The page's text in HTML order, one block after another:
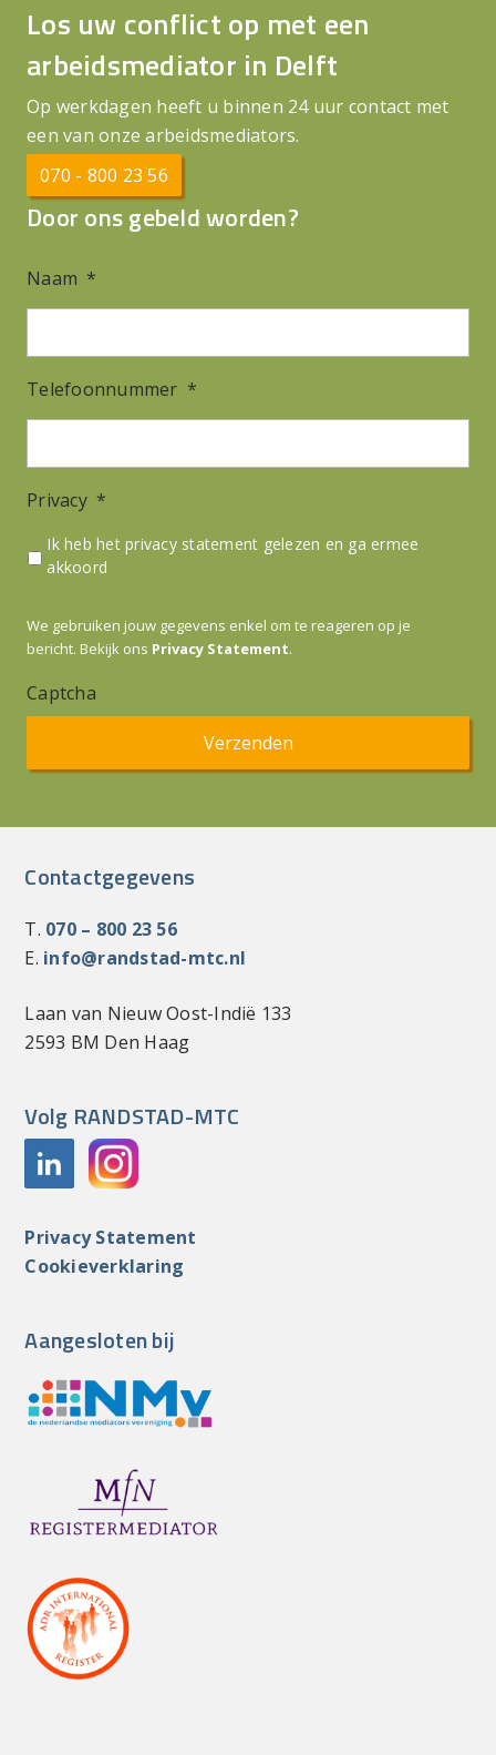
Los uw conflict op met een
arbeidsmediator in Delft
Op werkdagen heeft u binnen 24 uur contact met
een van onze arbeidsmediators.
070 - 800 23 56
Door ons gebeld worden?
Naam *
Telefoonnummer *
Privacy *
Ik heb het privacy statement gelezen en ga ermee
akkoord
We gebruiken jouw gegevens enkel om te reageren op je
bericht. Bekijk ons Privacy Statement.
Captcha
Contactgegevens
T. 070 – 800 23 56
E. info@randstad-mtc.nl
Laan van Nieuw Oost-Indië 133
2593 BM Den Haag
Volg RANDSTAD-MTC
Privacy Statement
Cookieverklaring
Aangesloten bij